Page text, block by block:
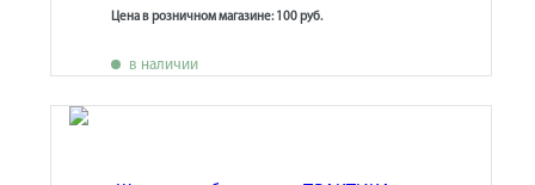
Цена в розничном магазине: 100 руб.
в наличии